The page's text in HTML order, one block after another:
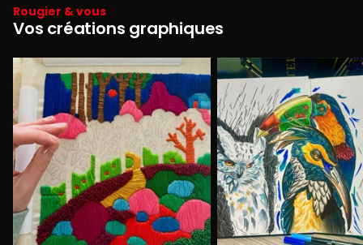
Rougier & vous
Vos créations graphiques